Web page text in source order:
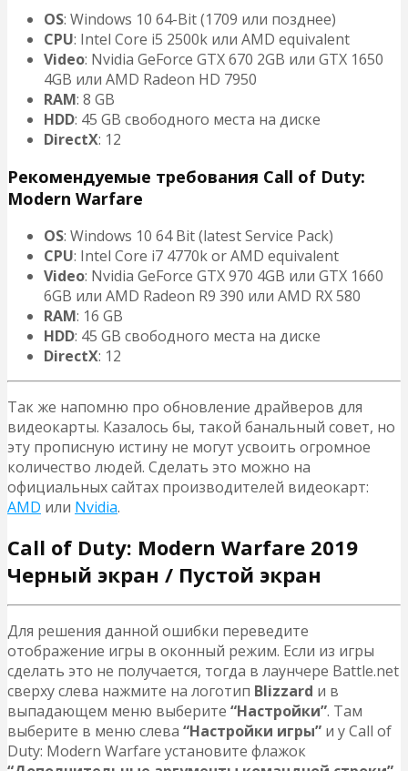
OS: Windows 10 64-Bit (1709 или позднее)
CPU: Intel Core i5 2500k или AMD equivalent
Video: Nvidia GeForce GTX 670 2GB или GTX 1650
4GB или AMD Radeon HD 7950
RAM: 8 GB
HDD: 45 GB свободного места на диске
DirectX: 12
Рекомендуемые требования Call of Duty:
Modern Warfare
OS: Windows 10 64 Bit (latest Service Pack)
CPU: Intel Core i7 4770k or AMD equivalent
Video: Nvidia GeForce GTX 970 4GB или GTX 1660
6GB или AMD Radeon R9 390 или AMD RX 580
RAM: 16 GB
HDD: 45 GB свободного места на диске
DirectX: 12
Так же напомню про обновление драйверов для
видеокарты. Казалось бы, такой банальный совет, но
эту прописную истину не могут усвоить огромное
количество людей. Сделать это можно на
официальных сайтах производителей видеокарт:
AMD или Nvidia.
Call of Duty: Modern Warfare 2019
Черный экран / Пустой экран
Для решения данной ошибки переведите
отображение игры в оконный режим. Если из игры
сделать это не получается, тогда в лаунчере Battle.net
сверху слева нажмите на логотип Blizzard и в
выпадающем меню выберите “Настройки”. Там
выберите в меню слева “Настройки игры” и у Call of
Duty: Modern Warfare установите флажок